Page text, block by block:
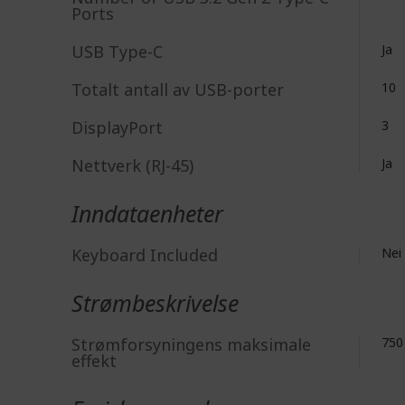
Ports
USB Type-C Ja
Totalt antall av USB-porter 10
DisplayPort 3
Nettverk (RJ-45) Ja
Inndataenheter
Keyboard Included Nei
Strømbeskrivelse
Strømforsyningens maksimale
effekt